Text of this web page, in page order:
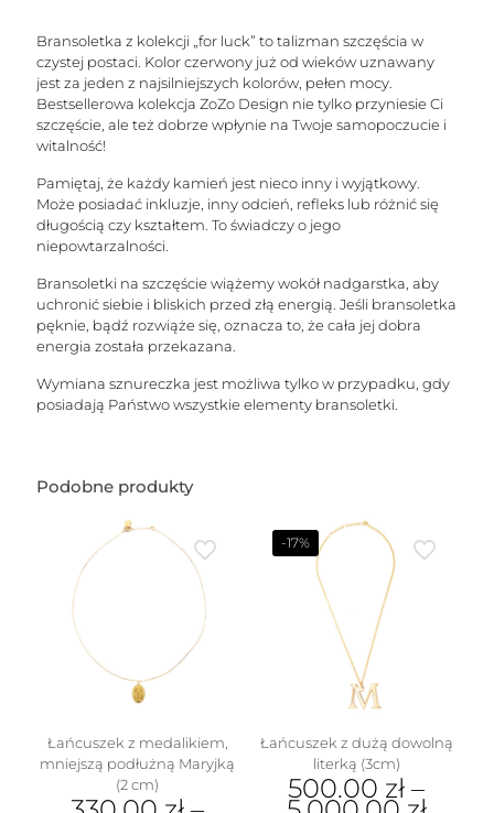
(kamień
oczyszczający)
Bransoletka z kolekcji „for luck” to talizman szczęścia w
czystej postaci. Kolor czerwony już od wieków uznawany
jest za jeden z najsilniejszych kolorów, pełen mocy.
Bestsellerowa kolekcja ZoZo Design nie tylko przyniesie Ci
szczęście, ale też dobrze wpłynie na Twoje samopoczucie i
witalność!
Pamiętaj, że każdy kamień jest nieco inny i wyjątkowy.
Może posiadać inkluzje, inny odcień, refleks lub różnić się
długością czy kształtem. To świadczy o jego
niepowtarzalności.
Bransoletki na szczęście wiążemy wokół nadgarstka, aby
uchronić siebie i bliskich przed złą energią. Jeśli bransoletka
pęknie, bądź rozwiąże się, oznacza to, że cała jej dobra
energia została przekazana.
Wymiana sznureczka jest możliwa tylko w przypadku, gdy
posiadają Państwo wszystkie elementy bransoletki.
Podobne produkty
Łańcuszek z medalikiem,
mniejszą podłużną Maryjką
(2 cm)
-17%
Łańcuszek z dużą dowolną
literką (3cm)
500.00 zł –